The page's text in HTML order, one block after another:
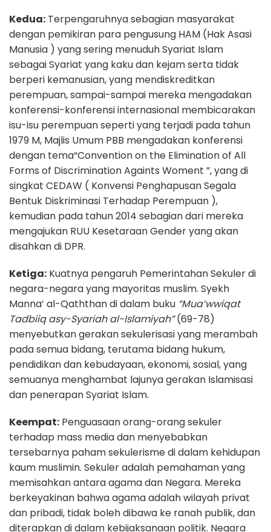
Kedua: Terpengaruhnya sebagian masyarakat
dengan pemikiran para pengusung HAM (Hak Asasi
Manusia ) yang sering menuduh Syariat Islam
sebagai Syariat yang kaku dan kejam serta tidak
berperi kemanusian, yang mendiskreditkan
perempuan, sampai-sampai mereka mengadakan
konferensi-konferensi internasional membicarakan
isu-isu perempuan seperti yang terjadi pada tahun
1979 M, Majlis Umum PBB mengadakan konferensi
dengan tema“Convention on the Elimination of All
Forms of Discrimination Againts Woment ”, yang di
singkat CEDAW ( Konvensi Penghapusan Segala
Bentuk Diskriminasi Terhadap Perempuan ),
kemudian pada tahun 2014 sebagian dari mereka
mengajukan RUU Kesetaraan Gender yang akan
disahkan di DPR.
Ketiga: Kuatnya pengaruh Pemerintahan Sekuler di
negara-negara yang mayoritas muslim. Syekh
Manna’ al-Qaththan di dalam buku “Mua’wwiqat
Tadbiiq asy-Syariah al-Islamiyah”(69-78)
menyebutkan gerakan sekulerisasi yang merambah
pada semua bidang, terutama bidang hukum,
pendidikan dan kebudayaan, ekonomi, sosial, yang
semuanya menghambat lajunya gerakan Islamisasi
dan penerapan Syariat Islam.
Keempat: Penguasaan orang-orang sekuler
terhadap mass media dan menyebabkan
tersebarnya paham sekulerisme di dalam kehidupan
kaum muslimin. Sekuler adalah pemahaman yang
memisahkan antara agama dan Negara. Mereka
berkeyakinan bahwa agama adalah wilayah privat
dan pribadi, tidak boleh dibawa ke ranah publik, dan
diterapkan di dalam kebijaksanaan politik. Negara